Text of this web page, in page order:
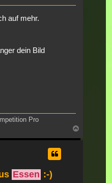
auf mehr.
dein Bild
Pro
Essen :-)